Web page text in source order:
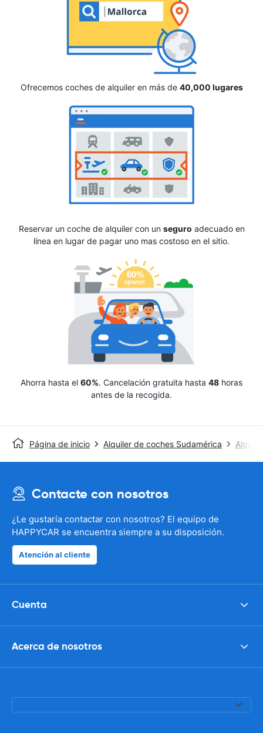
Ofrecemos coches de alquiler en más de 40,000 lugares
Reservar un coche de alquiler con un seguro adecuado en
línea en lugar de pagar uno mas costoso en el sitio.
Ahorra hasta el 60%. Cancelación gratuita hasta 48 horas
antes de la recogida.
Página de inicio Alquiler de coches Sudamérica
Contacte con nosotros
¿Le gustaría contactar con nosotros? El equipo de
HAPPYCAR se encuentra siempre a su disposición.
Atención al cliente
Cuenta
Acerca de nosotros